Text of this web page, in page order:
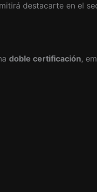
destacarte en el
doble certificación,